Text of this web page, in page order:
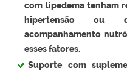
com lipedema tenham
hipertensão ou
acompanhamento
esses fatores.
Suporte com